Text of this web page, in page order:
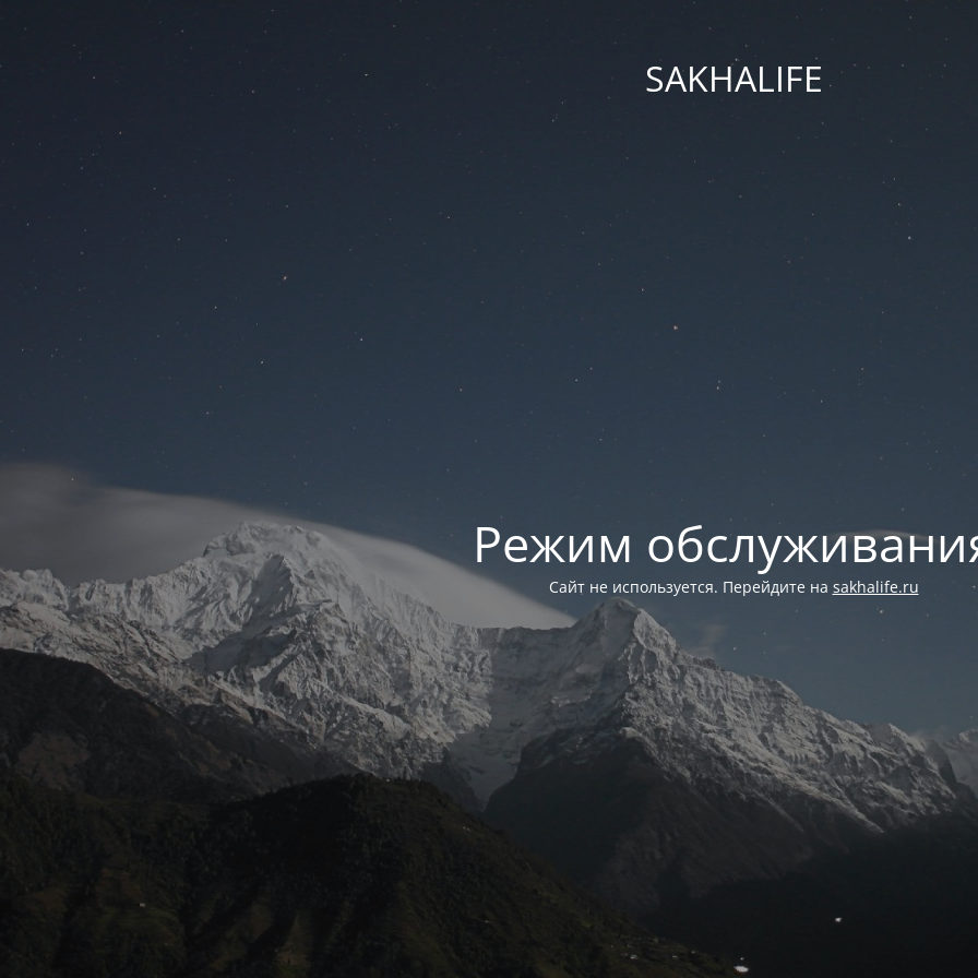
SAKHALIFE
Режим
Сайт не используется. Перейдите на sakhalife.ru